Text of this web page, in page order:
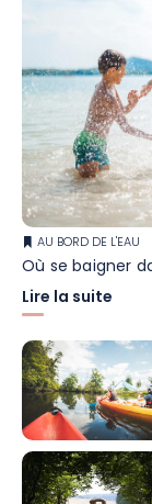
AU BORD DE L'EAU
Où se baigner
Lire la suite